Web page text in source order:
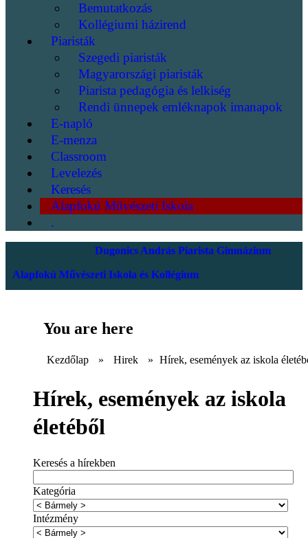
Bemutatkozás
Kollégiumi házirend
Piaristák
Szegedi piaristák
Magyarországi piaristák
Piarista pedagógia és lelkiség
Rendi ünnepek emléknapok imanapok
E-napló
E-menza
Classroom
Levelezés
Keresés
Alapfokú Művészeti Iskola
.
Dugonics András Piarista Gimnázium
Alapfokú Művészeti Iskola és Kollégium
You are here
Kezdőlap » Hirek » Hírek, események az iskola
Hírek, események az iskola
életéből
Keresés a hírekben
Kategória
Intézmény